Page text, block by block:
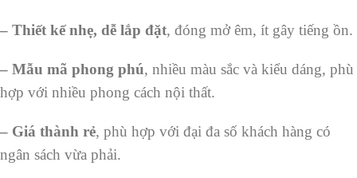
– Thiết kế nhẹ, dễ lắp đặt, đóng mở êm, ít gây tiếng ồn.
– Mẫu mã phong phú, nhiều màu sắc và kiểu dáng, phù
hợp với nhiều phong cách nội thất.
– Giá thành rẻ, phù hợp với đại đa số khách hàng có
ngân sách vừa phải.